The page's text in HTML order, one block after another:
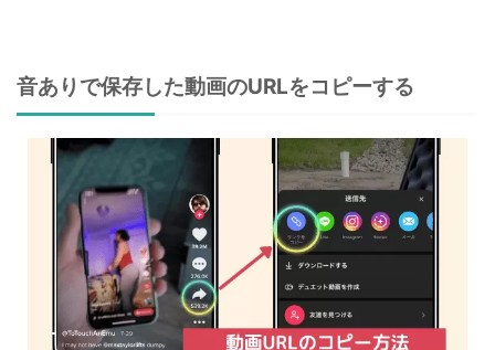
音ありで保存した動画のURLをコピーする